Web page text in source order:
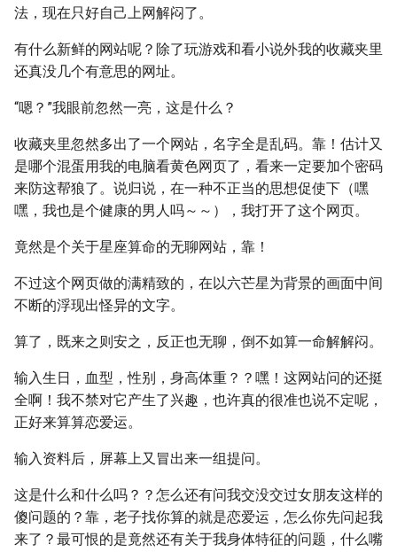
法，现在只好自己上网解闷了。
有什么新鲜的网站呢？除了玩游戏和看小说外我的收藏夹里
还真没几个有意思的网址。
“嗯？”我眼前忽然一亮，这是什么？
收藏夹里忽然多出了一个网站，名字全是乱码。靠！估计又
是哪个混蛋用我的电脑看黄色网页了，看来一定要加个密码
来防这帮狼了。说归说，在一种不正当的思想促使下（嘿
嘿，我也是个健康的男人吗～～），我打开了这个网页。
竟然是个关于星座算命的无聊网站，靠！
不过这个网页做的满精致的，在以六芒星为背景的画面中间
不断的浮现出怪异的文字。
算了，既来之则安之，反正也无聊，倒不如算一命解解闷。
输入生日，血型，性别，身高体重？？嘿！这网站问的还挺
全啊！我不禁对它产生了兴趣，也许真的很准也说不定呢，
正好来算算恋爱运。
输入资料后，屏幕上又冒出来一组提问。
这是什么和什么吗？？怎么还有问我交没交过女朋友这样的
傻问题的？靠，老子找你算的就是恋爱运，怎么你先问起我
来了？最可恨的是竟然还有关于我身体特征的问题，什么嘴